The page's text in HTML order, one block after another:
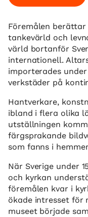
Föremålen
tankevärld och
värld bortanför
internationell.
importerades
verkstäder på
Hantverkare,
ibland i flera olika
utställningen
färgsprakande
som fanns i
När Sverige under
och kyrkan
föremålen kvar i
ökade intresset för
museet började